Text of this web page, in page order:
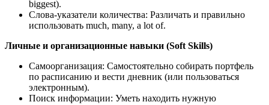
biggest).
Слова-указатели количества: Различать и правильно
использовать much, many, a lot of.
Личные и организационные навыки (Soft Skills)
Самоорганизация: Самостоятельно собирать портфель
по расписанию и вести дневник (или пользоваться
электронным).
Поиск информации: Уметь находить нужную